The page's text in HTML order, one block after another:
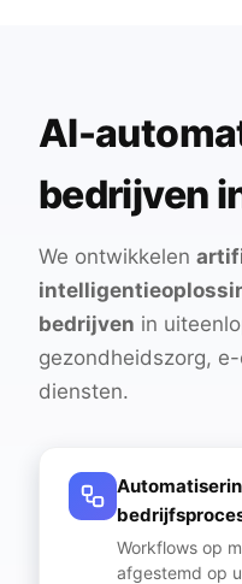
AI-
bedrijven
We ontwikkelen
bedrijven in
gezondheidszorg,
diensten.
Workflows op
afgestemd op